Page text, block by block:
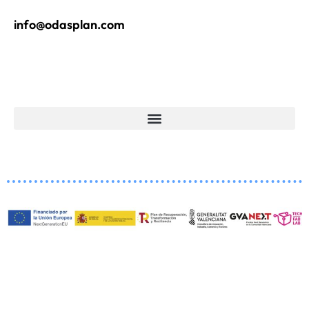
info@odasplan.com